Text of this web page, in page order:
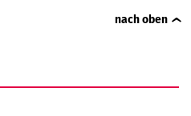
nach oben